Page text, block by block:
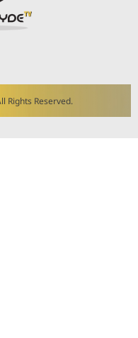
Rights Reserved.